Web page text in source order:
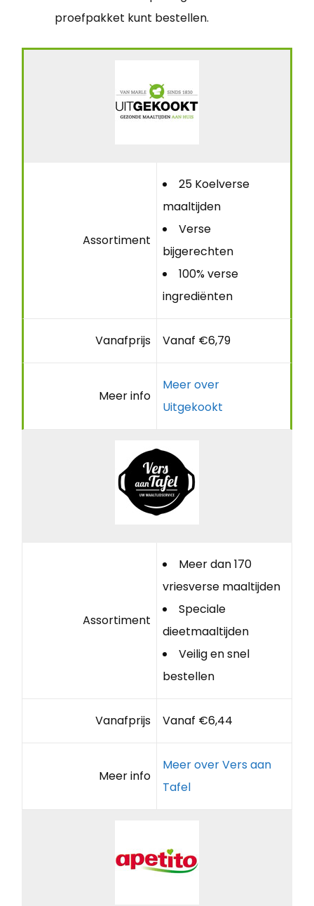
proefpakket kunt bestellen.
Assortiment
25 Koelverse
maaltijden
Verse
bijgerechten
100% verse
ingrediënten
Vanafprijs Vanaf €6,79
Meer info
Meer over
Uitgekookt
Assortiment
Meer dan 170
vriesverse maaltijden
Speciale
dieetmaaltijden
Veilig en snel
bestellen
Vanafprijs Vanaf €6,44
Meer info
Meer over Vers aan
Tafel